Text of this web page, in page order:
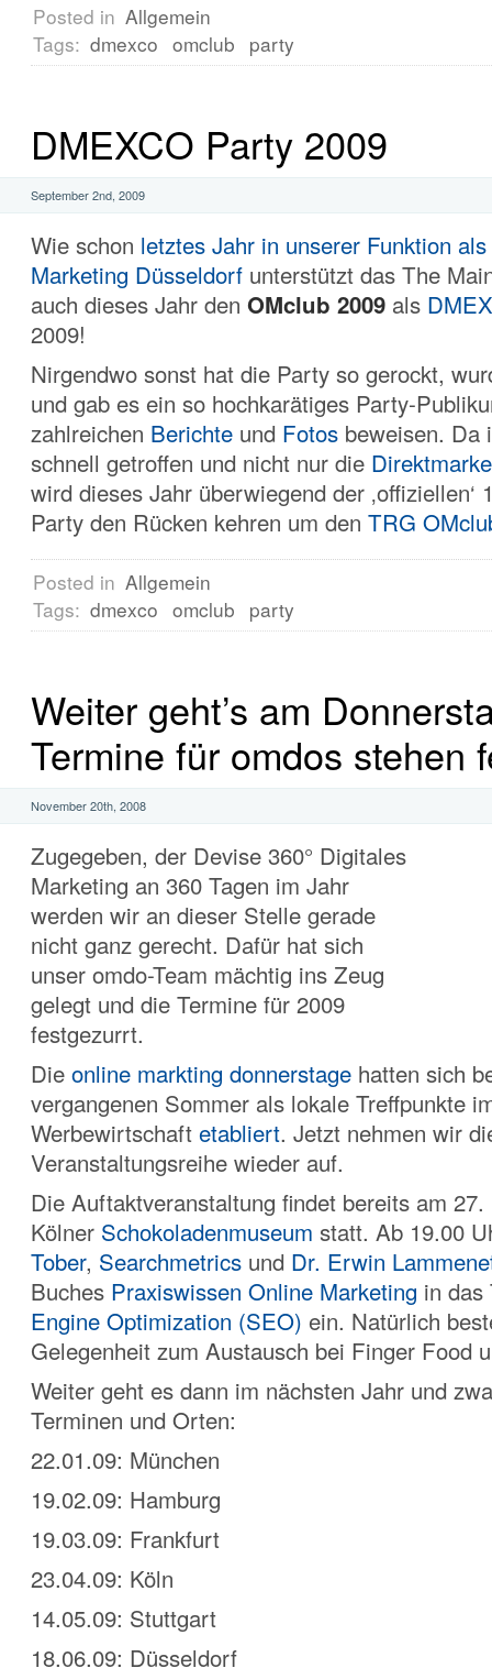
Posted in Allgemein
Tags: dmexco omclub party
DMEXCO Party 2009
September 2nd, 2009
Wie schon letztes Jahr in unserer Funktion
Marketing Düsseldorf unterstützt das The
auch dieses Jahr den OMclub 2009 als
2009!
Nirgendwo sonst hat die Party so gerockt,
und gab es ein so hochkarätiges Party-
zahlreichen Berichte und Fotos beweisen. Da
schnell getroffen und nicht nur die
wird dieses Jahr überwiegend der ‚offiziellen‘
Party den Rücken kehren um den TRG
Posted in Allgemein
Tags: dmexco omclub party
Weiter geht’s am
Termine für omdos stehen
November 20th, 2008
Zugegeben, der Devise 360° Digitales
Marketing an 360 Tagen im Jahr
werden wir an dieser Stelle gerade
nicht ganz gerecht. Dafür hat sich
unser omdo-Team mächtig ins Zeug
gelegt und die Termine für 2009
festgezurrt.
Die online markting donnerstage hatten sich
vergangenen Sommer als lokale Treffpunkte
Werbewirtschaft etabliert. Jetzt nehmen wir
Veranstaltungsreihe wieder auf.
Die Auftaktveranstaltung findet bereits am
Kölner Schokoladenmuseum statt. Ab 19.00
Tober, Searchmetrics und Dr. Erwin
Buches Praxiswissen Online Marketing in
Engine Optimization (SEO) ein. Natürlich
Gelegenheit zum Austausch bei Finger Food
Weiter geht es dann im nächsten Jahr und
Terminen und Orten:
22.01.09: München
19.02.09: Hamburg
19.03.09: Frankfurt
23.04.09: Köln
14.05.09: Stuttgart
18.06.09: Düsseldorf